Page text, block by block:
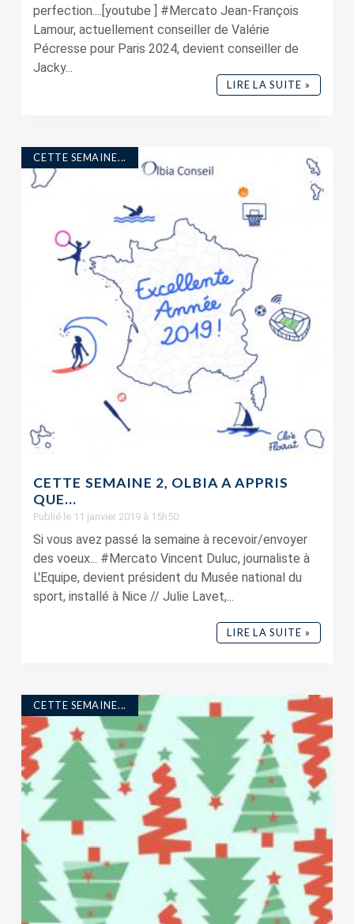
perfection....[youtube ] #Mercato Jean-François
Lamour, actuellement conseiller de Valérie
Pécresse pour Paris 2024, devient conseiller de
Jacky...
LIRE LA SUITE »
CETTE SEMAINE...
CETTE SEMAINE 2, OLBIA A APPRIS
QUE…
Publié le 11 janvier 2019 à 15h50
Si vous avez passé la semaine à recevoir/envoyer
des voeux... #Mercato Vincent Duluc, journaliste à
L'Equipe, devient président du Musée national du
sport, installé à Nice // Julie Lavet,...
LIRE LA SUITE »
CETTE SEMAINE...